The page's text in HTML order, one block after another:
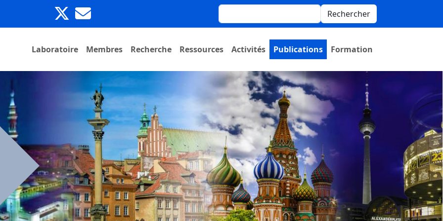
Rechercher
Laboratoire Membres Recherche Ressources Activités Publications Formation